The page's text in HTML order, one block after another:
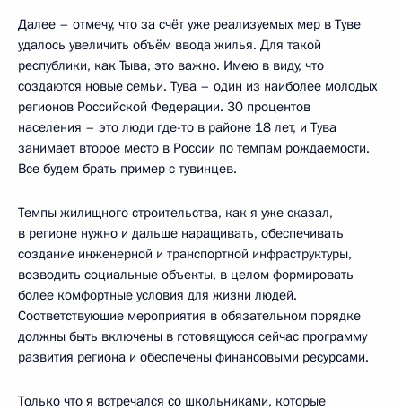
Далее – отмечу, что за счёт уже реализуемых мер в Туве
удалось увеличить объём ввода жилья. Для такой
республики, как Тыва, это важно. Имею в виду, что
создаются новые семьи. Тува – один из наиболее молодых
регионов Российской Федерации. 30 процентов
населения – это люди где-то в районе 18 лет, и Тува
занимает второе место в России по темпам рождаемости.
Все будем брать пример с тувинцев.
Темпы жилищного строительства, как я уже сказал,
в регионе нужно и дальше наращивать, обеспечивать
создание инженерной и транспортной инфраструктуры,
возводить социальные объекты, в целом формировать
более комфортные условия для жизни людей.
Соответствующие мероприятия в обязательном порядке
должны быть включены в готовящуюся сейчас программу
развития региона и обеспечены финансовыми ресурсами.
Только что я встречался со школьниками, которые